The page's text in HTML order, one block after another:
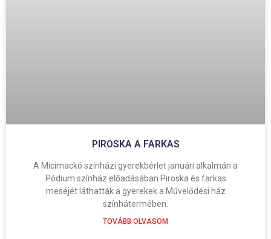
PIROSKA A FARKAS
A Micimackó színházi gyerekbérlet januári alkalmán a
Pódium színház előadásában Piroska és farkas
meséjét láthatták a gyerekek a Művelődési ház
színhátermében.
TOVÁBB OLVASOM